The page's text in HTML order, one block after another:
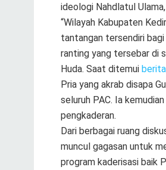
ideologi Nahdlatul
“Wilayah Kabupaten
tantangan tersendiri
ranting yang tersebar di
Huda. Saat ditemui
Pria yang akrab disapa
seluruh PAC. Ia
pengkaderan.
Dari berbagai ruang
muncul gagasan untuk
program kaderisasi baik